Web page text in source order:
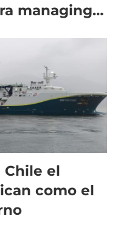
managing
Chile el
como el